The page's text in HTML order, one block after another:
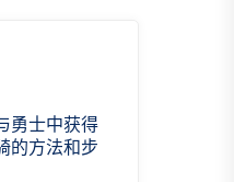
勇士中获得
的方法和步